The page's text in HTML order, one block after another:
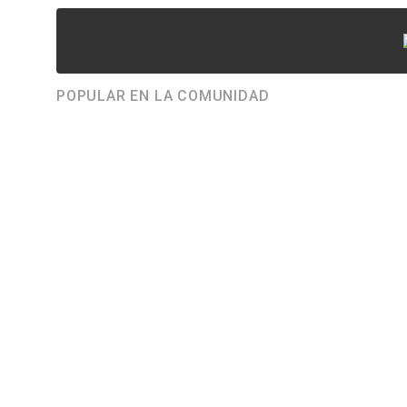
POPULAR EN LA COMUNIDAD